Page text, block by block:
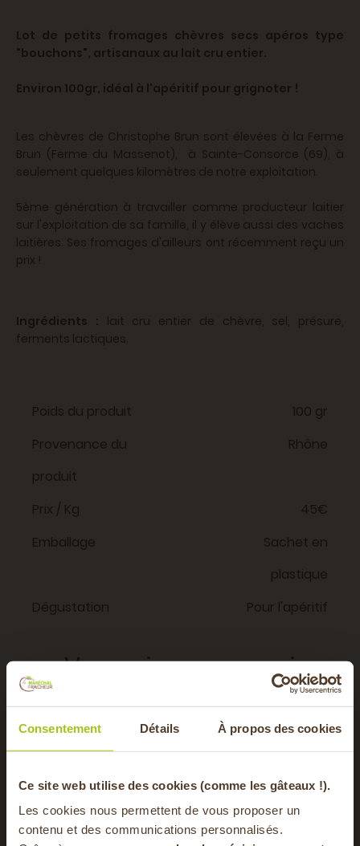
Consentement Détails À propos des cookies
Ce site web utilise des cookies (comme les gâteaux !).
Les cookies nous permettent de vous proposer un
contenu et des communications personnalisés.
Lot de petits fromages chèvres secs apéros type
"bouchons", artisanaux au lait cru entier.
Environ 100gr, idéal à l'apéritif pour grignoter !
Les chèvres de Christophe Brun sont élevées à la Ferme
Brun (Ferme du Massenot), à Sainte-Consorce (69), à
seulement quelques kilomètres de notre exploitation.
5ème génération à travailler comme producteur laitier
sur l'exploitation de sa famille, il y élève aussi des vaches
laitières. Ses fromages d'ailleurs ont récemment reçu un
prix !
Ingrédients : lait cru entier de chèvre, sel, présure,
ferments lactiques.
Poids du produit
100 gr
Provenance du
produit
Rhône
Prix / Kg
45€
Emballage
Sachet en
plastique
Dégustation
Pour l'apéritif
Vous aimerez aussi
-20% offerts sur